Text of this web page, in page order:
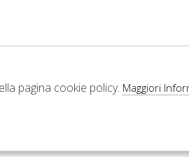
pagina cookie policy. Maggiori